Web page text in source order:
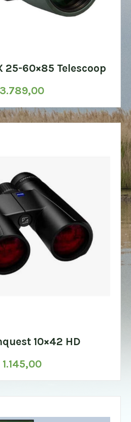
25-60×85 Telescoop
3.789,00
10×42 HD
1.145,00